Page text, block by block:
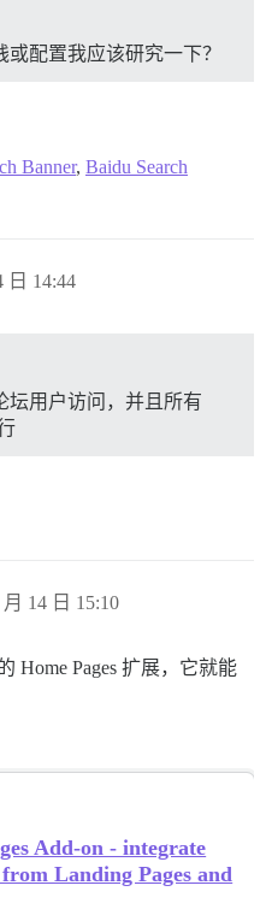
配置我应该研究一下？
Banner, Baidu Search
日 14:44
坛用户访问，并且所有
14 日 15:10
Home Pages 扩展，它就能
Add-on - integrate
Landing Pages and